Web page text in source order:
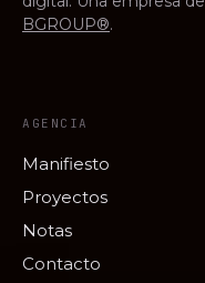
BGROUP®.
AGENCIA
Manifiesto
Proyectos
Notas
Contacto